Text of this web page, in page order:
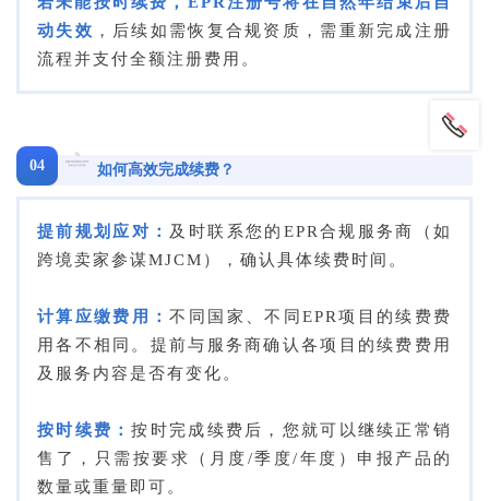
动失效 ，后续如需恢复合规资质，需重新完成注册
流程并支付全额注册费用。
04 如何高效完成续费？
提前规划应对： 及时联系您的EPR合规服务商（如
跨境卖家参谋MJCM），确认具体续费时间。
计算应缴费用：不同国家、不同EPR项目的续费费
用各不相同。提前与服务商确认各项目的续费费用
及服务内容是否有变化。
按时续费：按时完成续费后，您就可以继续正常销
售了，只需按要求（月度/季度/年度）申报产品的
数量或重量即可。